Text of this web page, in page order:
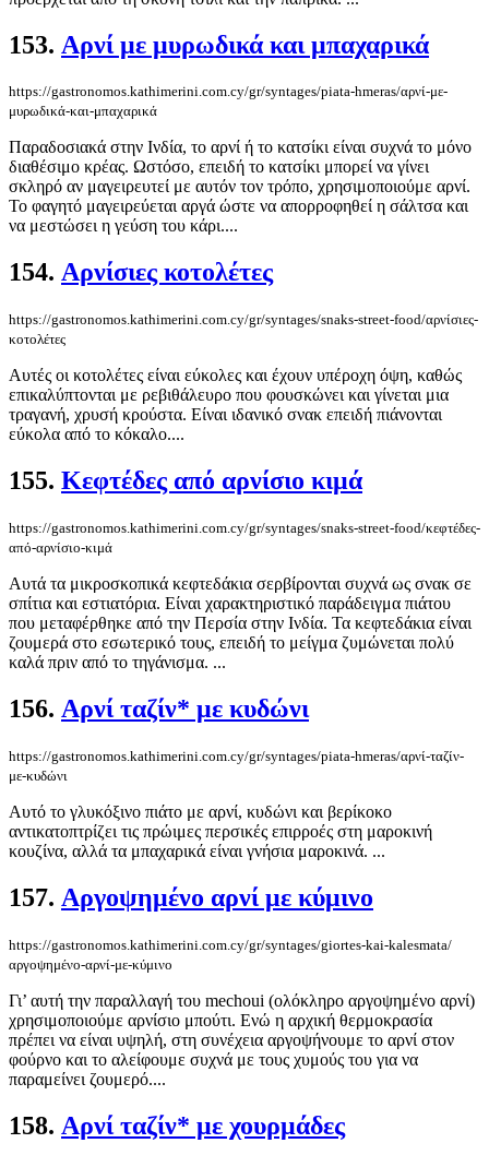
153. Αρνί με μυρωδικά και μπαχαρικά
https://gastronomos.kathimerini.com.cy/gr/syntages/piata-hmeras/αρνί-με-
μυρωδικά-και-μπαχαρικά
Παραδοσιακά στην Ινδία, το αρνί ή το κατσίκι είναι συχνά το μόνο
διαθέσιμο κρέας. Ωστόσο, επειδή το κατσίκι μπορεί να γίνει
σκληρό αν μαγειρευτεί με αυτόν τον τρόπο, χρησιμοποιούμε αρνί.
Το φαγητό μαγειρεύεται αργά ώστε να απορροφηθεί η σάλτσα και
να μεστώσει η γεύση του κάρι....
154. Αρνίσιες κοτολέτες
https://gastronomos.kathimerini.com.cy/gr/syntages/snaks-street-food/αρνίσιες-
κοτολέτες
Αυτές οι κοτολέτες είναι εύκολες και έχουν υπέροχη όψη, καθώς
επικαλύπτονται με ρεβιθάλευρο που φουσκώνει και γίνεται μια
τραγανή, χρυσή κρούστα. Είναι ιδανικό σνακ επειδή πιάνονται
εύκολα από το κόκαλο....
155. Κεφτέδες από αρνίσιο κιμά
https://gastronomos.kathimerini.com.cy/gr/syntages/snaks-street-food/κεφτέδες-
από-αρνίσιο-κιμά
Αυτά τα μικροσκοπικά κεφτεδάκια σερβίρονται συχνά ως σνακ σε
σπίτια και εστιατόρια. Είναι χαρακτηριστικό παράδειγμα πιάτου
που μεταφέρθηκε από την Περσία στην Ινδία. Τα κεφτεδάκια είναι
ζουμερά στο εσωτερικό τους, επειδή το μείγμα ζυμώνεται πολύ
καλά πριν από το τηγάνισμα. ...
156. Αρνί ταζίν* με κυδώνι
https://gastronomos.kathimerini.com.cy/gr/syntages/piata-hmeras/αρνί-ταζίν-
με-κυδώνι
Αυτό το γλυκόξινο πιάτο με αρνί, κυδώνι και βερίκοκο
αντικατοπτρίζει τις πρώιμες περσικές επιρροές στη μαροκινή
κουζίνα, αλλά τα μπαχαρικά είναι γνήσια μαροκινά. ...
157. Αργοψημένο αρνί με κύμινο
https://gastronomos.kathimerini.com.cy/gr/syntages/giortes-kai-kalesmata/
αργοψημένο-αρνί-με-κύμινο
Γι’ αυτή την παραλλαγή του mechoui (ολόκληρο αργοψημένο αρνί)
χρησιμοποιούμε αρνίσιο μπούτι. Ενώ η αρχική θερμοκρασία
πρέπει να είναι υψηλή, στη συνέχεια αργοψήνουμε το αρνί στον
φούρνο και το αλείφουμε συχνά με τους χυμούς του για να
παραμείνει ζουμερό....
158. Αρνί ταζίν* με χουρμάδες